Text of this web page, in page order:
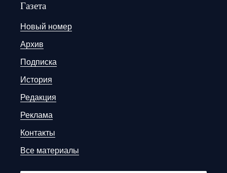
Газета
Новый номер
Архив
Подписка
История
Редакция
Реклама
Контакты
Все материалы